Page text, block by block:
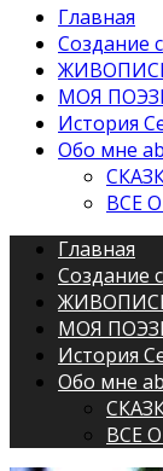
Main
Navigation
Главная
Создание
МОЯ
История
Обо мне
ВСЕ О
Main
Navigation
Главная
Создание
МОЯ
История
Обо мне
ВСЕ О